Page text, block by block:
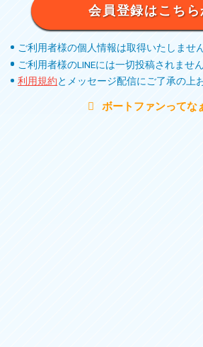
会員登録はこちら
ご利用者様の個人情報は取得いたしません
ご利用者様のLINEには一切投稿されません
利用規約とメッセージ配信にご了承の上
ボートファンってな